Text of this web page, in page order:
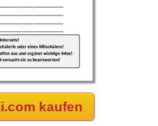
kaufen